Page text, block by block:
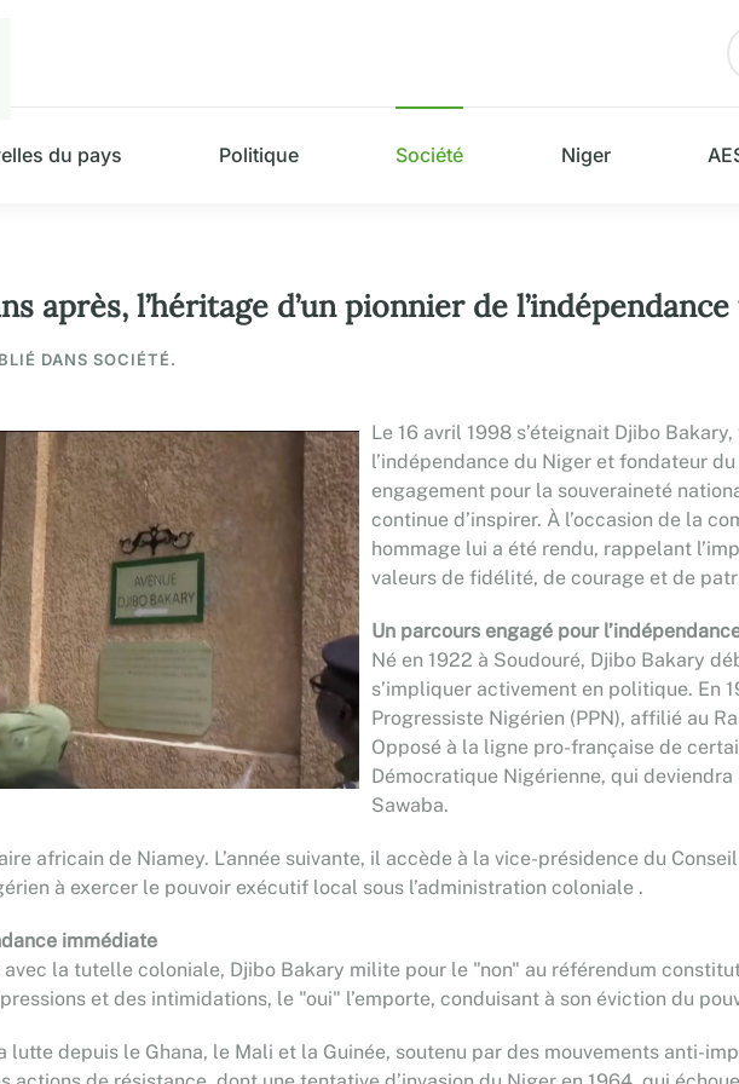
du pays Politique Société Niger
après, l’héritage d’un pionnier de
DANS SOCIÉTÉ.
Le 16 avril 1998 s’éteignait Djibo
l’indépendance du Niger et fondateur
engagement pour la souveraineté
continue d’inspirer. À l’occasion de la
hommage lui a été rendu, rappelant
valeurs de fidélité, de courage et de
Un parcours engagé pour
Né en 1922 à Soudouré, Djibo Bakary
s’impliquer activement en politique. En
Progressiste Nigérien (PPN), affilié au
Opposé à la ligne pro-française de
Démocratique Nigérienne, qui
Sawaba.
africain de Niamey. L’année suivante, il accède à la vice-présidence du
à exercer le pouvoir exécutif local sous l’administration coloniale .​
immédiate
avec la tutelle coloniale, Djibo Bakary milite pour le "non" au référendum
et des intimidations, le "oui" l’emporte, conduisant à son éviction du
lutte depuis le Ghana, le Mali et la Guinée, soutenu par des mouvements anti-